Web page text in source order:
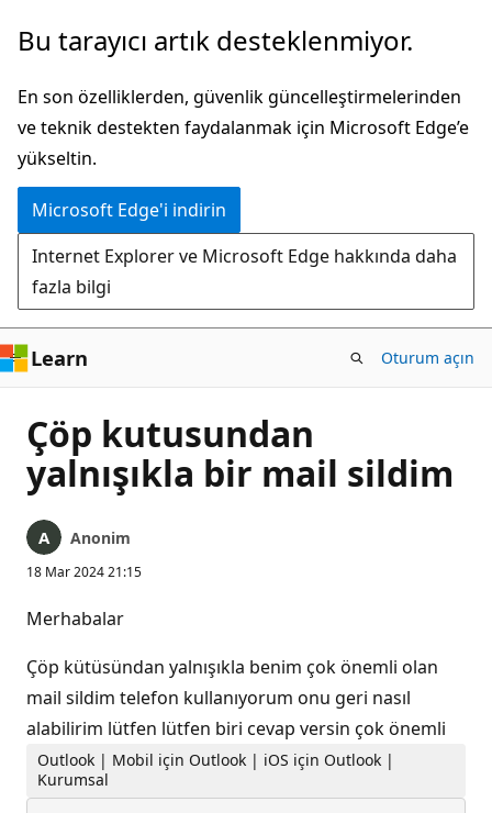
Ana
atla
Bu tarayıcı artık desteklenmiyor.
En son özelliklerden, güvenlik güncelleştirmelerinden
ve teknik destekten faydalanmak için Microsoft Edge’e
yükseltin.
Microsoft Edge'i indirin
Internet Explorer ve Microsoft Edge hakkında daha
fazla bilgi
Learn Oturum açın
Çöp kutusundan
yalnışıkla bir mail sildim
Anonim
18 Mar 2024 21:15
Merhabalar
Çöp kütüsündan yalnışıkla benim çok önemli olan
mail sildim telefon kullanıyorum onu geri nasıl
alabilirim lütfen lütfen biri cevap versin çok önemli
Outlook | Mobil için Outlook | iOS için Outlook |
Kurumsal